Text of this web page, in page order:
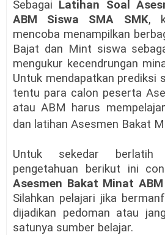
Sebagai Latihan Soal
ABM Siswa SMA SMK,
mencoba menampilkan
Bajat dan Mint siswa
mengukur kecendrungan
Untuk mendapatkan prediksi
tentu para calon peserta A
atau ABM harus
dan latihan Asesmen Bakat
Untuk sekedar berlatih
pengetahuan berikut ini
Asesmen Bakat Minat
Silahkan pelajari jika
dijadikan pedoman atau
satunya sumber belajar.